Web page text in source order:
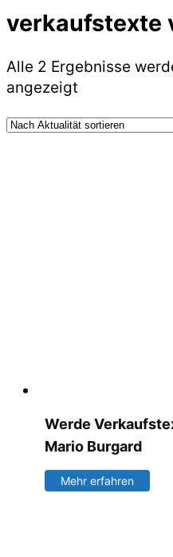
verkaufstexte
Alle 2 Ergebnisse
angezeigt
sortiert
Werde
Mario Burgard
Mehr erfahren